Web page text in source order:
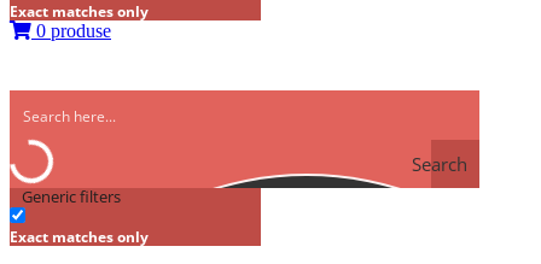
Exact matches only
0 produse
Search
Generic filters
Exact matches only